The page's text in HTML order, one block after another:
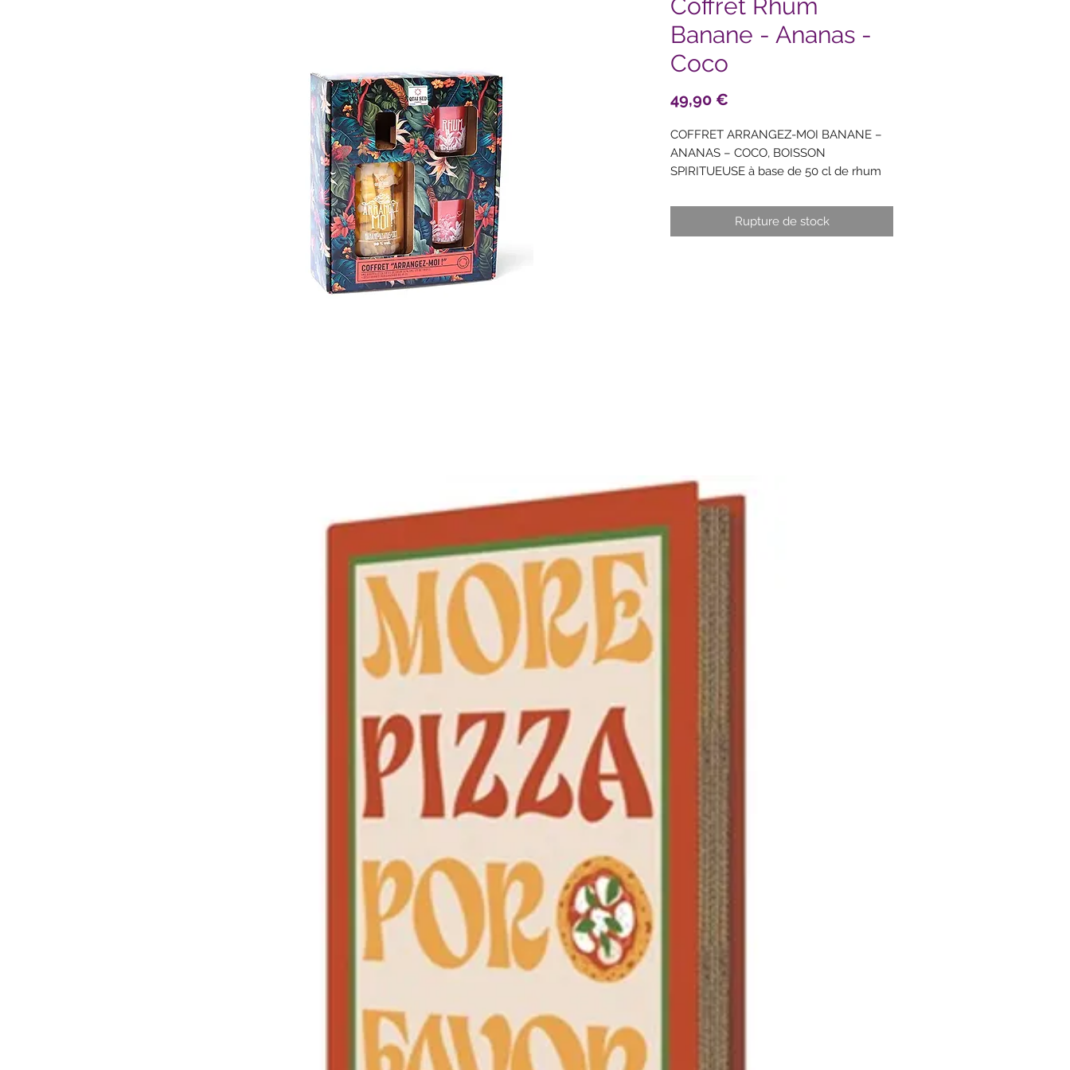
Coffret Rhum
Banane - Ananas -
Coco
49,90 €
COFFRET ARRANGEZ-MOI BANANE –
ANANAS – COCO, BOISSON
SPIRITUEUSE à base de 50 cl de rhum
Coffret contenant 1 bouteille + 2 verres
Rupture de stock